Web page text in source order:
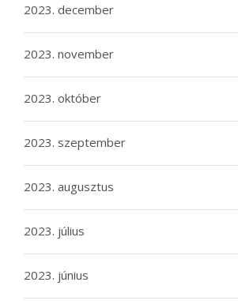
2023. december
2023. november
2023. október
2023. szeptember
2023. augusztus
2023. július
2023. június